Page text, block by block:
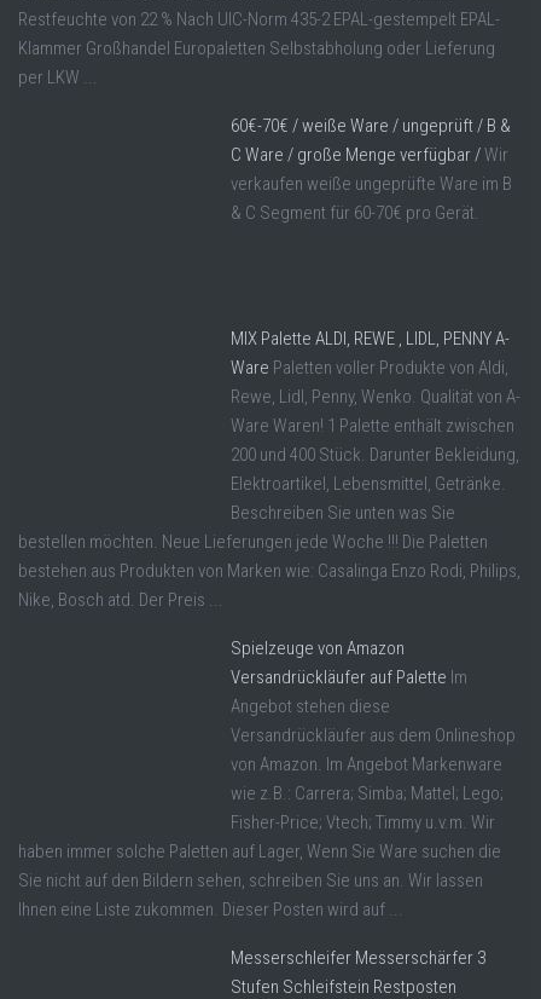
Restfeuchte von 22 % Nach UIC-Norm 435-2 EPAL-gestempelt EPAL-
Klammer Großhandel Europaletten Selbstabholung oder Lieferung
per LKW ...
60€-70€ / weiße Ware / ungeprüft / B &
C Ware / große Menge verfügbar /Wir
verkaufen weiße ungeprüfte Ware im B
& C Segment für 60-70€ pro Gerät.
MIX Palette ALDI, REWE , LIDL, PENNY A-
Ware Paletten voller Produkte von Aldi,
Rewe, Lidl, Penny, Wenko. Qualität von A-
Ware Waren! 1 Palette enthält zwischen
200 und 400 Stück. Darunter Bekleidung,
Elektroartikel, Lebensmittel, Getränke.
Beschreiben Sie unten was Sie
bestellen möchten. Neue Lieferungen jede Woche !!! Die Paletten
bestehen aus Produkten von Marken wie: Casalinga Enzo Rodi, Philips,
Nike, Bosch atd. Der Preis ...
Spielzeuge von Amazon
Versandrückläufer auf Palette Im
Angebot stehen diese
Versandrückläufer aus dem Onlineshop
von Amazon. Im Angebot Markenware
wie z.B.: Carrera; Simba; Mattel; Lego;
Fisher-Price; Vtech; Timmy u.v.m. Wir
haben immer solche Paletten auf Lager, Wenn Sie Ware suchen die
Sie nicht auf den Bildern sehen, schreiben Sie uns an. Wir lassen
Ihnen eine Liste zukommen. Dieser Posten wird auf ...
Messerschleifer Messerschärfer 3
Stufen Schleifstein Restposten